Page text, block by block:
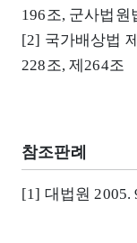
196조, 군사법원
[2] 국가배상법
228조, 제264조
참조판례
[1] 대법원 2005.